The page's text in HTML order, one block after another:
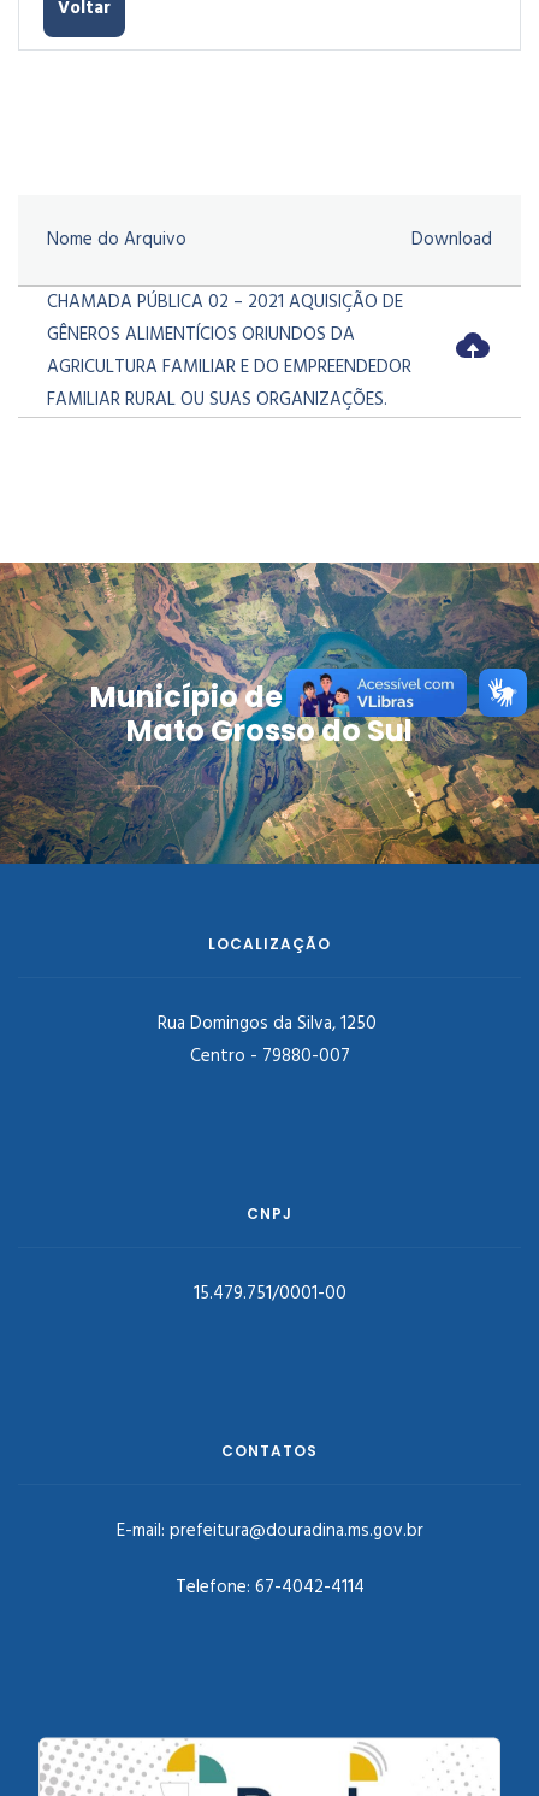
Voltar
Nome do Arquivo Download
CHAMADA PÚBLICA 02 – 2021 AQUISIÇÃO DE
GÊNEROS ALIMENTÍCIOS ORIUNDOS DA
AGRICULTURA FAMILIAR E DO EMPREENDEDOR
FAMILIAR RURAL OU SUAS ORGANIZAÇÕES.
Município de Douradina
Mato Grosso do Sul
LOCALIZAÇÃO
Rua Domingos da Silva, 1250
Centro - 79880-007
CNPJ
15.479.751/0001-00
CONTATOS
E-mail: prefeitura@douradina.ms.gov.br
Telefone: 67-4042-4114